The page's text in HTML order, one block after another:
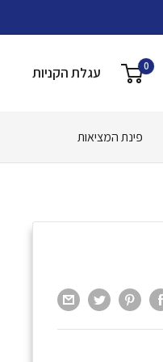
0 עגלת הקניות
פינת המציאות